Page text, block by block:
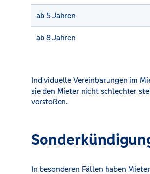
ab 5 Jahren
ab 8 Jahren
Individuelle Vereinbarungen im
sie den Mieter nicht schlechter
verstoßen.
In besonderen Fällen haben